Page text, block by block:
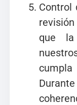
Control
que la